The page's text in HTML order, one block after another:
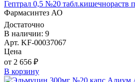
Гептрал 0,5 №20 табл.кишечнораств
Фармасинтез АО
Достаточно
В наличии: 9
Арт. KF-00037067
Цена
от 2 656 ₽
В корзину